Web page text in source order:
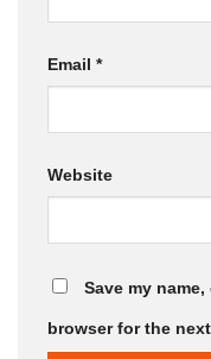
Email *
Website
Save my
browser for the